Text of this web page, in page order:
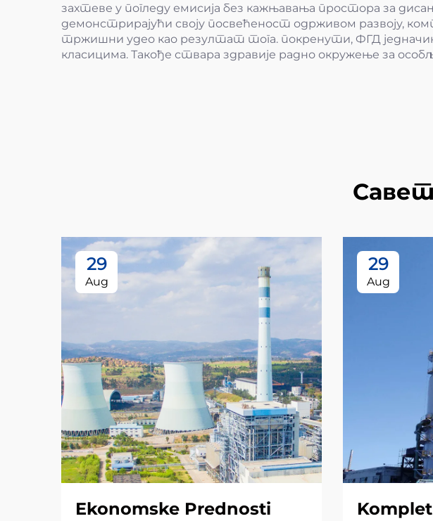
захтеве у погледу емисија без кажњавања простора за
демонстрирајући своју посвећеност одрживом развоју,
тржишни удео као резултат тога. покренути, ФГД
класицима. Такође ствара здравије радно окружење за
29
Aug
Ekonomske Prednosti
29
Aug